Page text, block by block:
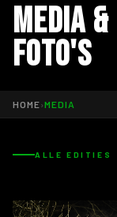
Media &
foto's
HOME›MEDIA
ALLE EDITIES